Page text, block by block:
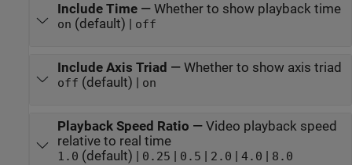
Include Time— Whether to show playback time
on (default) | off
Include Axis Triad — Whether to show axis triad
off (default) | on
Playback Speed Ratio — Video playback speed
relative to real time
1.0 (default) | 0.25 | 0.5 | 2.0 | 4.0 | 8.0